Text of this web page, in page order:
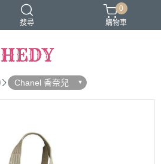
搜尋
0
購物車
HEDY
Chanel 香奈兒